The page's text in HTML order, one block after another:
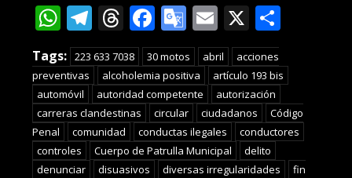
WhatsApp
Telegram
Threads
Facebook
Google
Translate
Email
X
Tags: 223 633 7038 30 motos abril
acciones
preventivas
alcoholemia positiva
artículo 193 bis
automóvil
autoridad competente
autorización
carreras clandestinas
circular ciudadanos
Código
Penal
comunidad conductas ilegales
conductores
controles
Cuerpo de Patrulla Municipal
delito
denunciar
disuasivos diversas irregularidades
fin